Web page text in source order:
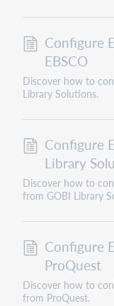
Configure
EBSCO
Discover how to
Library Solutions.
Configure
Library
Discover how to
from GOBI Library
Configure
ProQuest
Discover how to
from ProQuest.